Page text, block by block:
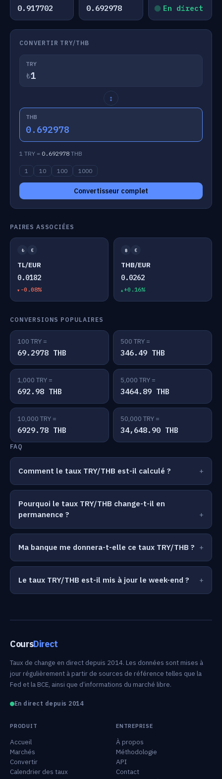
0.917702 0.692978 En direct
CONVERTIR TRY/THB
TRY
₺
↕
THB
0.692978
1 TRY = 0.692978 THB
1 10 100 1000
Convertisseur complet
PAIRES ASSOCIÉES
₺ €
TL/EUR
0.0182
-0.08%
฿ €
THB/EUR
0.0262
+0.16%
CONVERSIONS POPULAIRES
100 TRY =
69.2978 THB
500 TRY =
346.49 THB
1,000 TRY =
692.98 THB
5,000 TRY =
3464.89 THB
10,000 TRY =
6929.78 THB
50,000 TRY =
34,648.90 THB
FAQ
Comment le taux TRY/THB est-il calculé ?
Pourquoi le taux TRY/THB change-t-il en
permanence ?
Ma banque me donnera-t-elle ce taux TRY/THB ?
Le taux TRY/THB est-il mis à jour le week-end ?
CoursDirect
Taux de change en direct depuis 2014. Les données sont mises à
jour régulièrement à partir de sources de référence telles que la
Fed et la BCE, ainsi que d’informations du marché libre.
En direct depuis 2014
PRODUIT
Accueil
Marchés
Convertir
Calendrier des taux
ENTREPRISE
À propos
Méthodologie
API
Contact